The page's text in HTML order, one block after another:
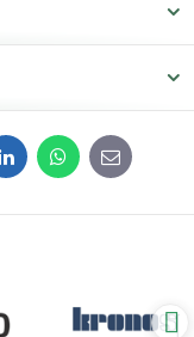
LinkedInWhatsApp
E-
mail